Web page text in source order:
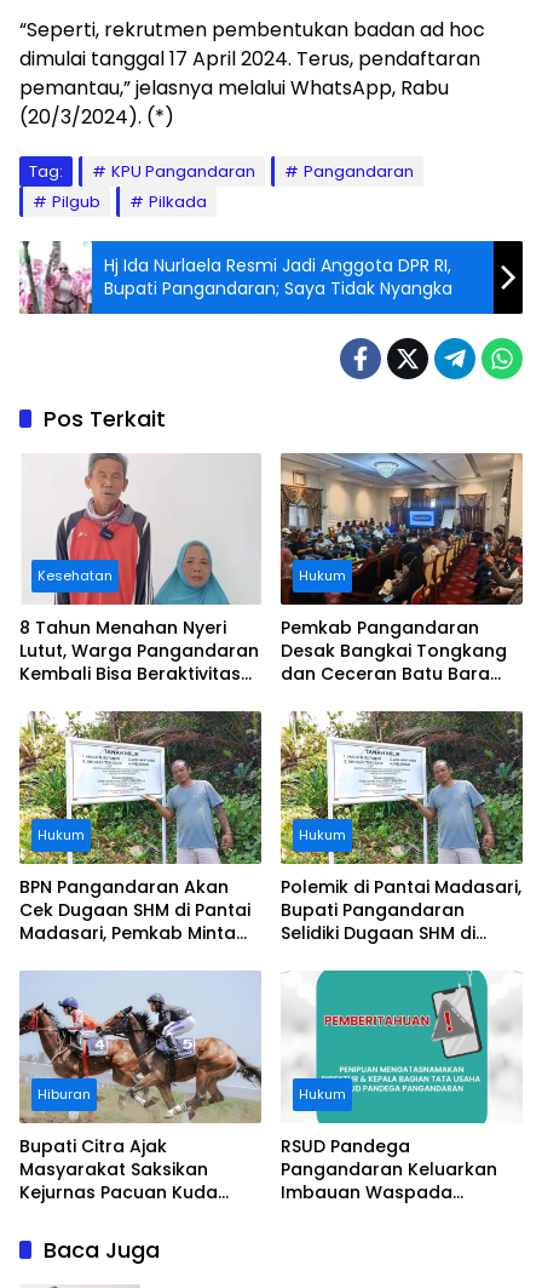
“Seperti, rekrutmen pembentukan badan ad hoc
dimulai tanggal 17 April 2024. Terus, pendaftaran
pemantau,” jelasnya melalui WhatsApp, Rabu
(20/3/2024). (*)
Tag: KPU Pangandaran
Pangandaran
Pilgub
Pilkada
Hj Ida Nurlaela Resmi Jadi Anggota DPR RI,
Bupati Pangandaran; Saya Tidak Nyangka
Pos Terkait
Kesehatan
8 Tahun Menahan Nyeri
Lutut, Warga Pangandaran
Kembali Bisa Beraktivitas
Ditanggung BPJS
Hukum
Pemkab Pangandaran
Desak Bangkai Tongkang
dan Ceceran Batu Bara
Buruknya Koordinasi
Perusahaan
Hukum
BPN Pangandaran Akan
Cek Dugaan SHM di Pantai
Madasari, Pemkab Minta
Hukum
Polemik di Pantai Madasari,
Bupati Pangandaran
Selidiki Dugaan SHM di
Pantai
Hiburan
Bupati Citra Ajak
Masyarakat Saksikan
Kejurnas Pacuan Kuda
Legokjawa
Hukum
RSUD Pandega
Pangandaran Keluarkan
Imbauan Waspada
Baca Juga